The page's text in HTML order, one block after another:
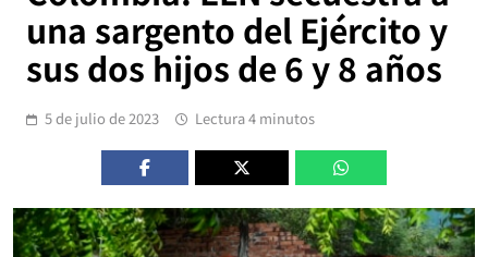
una sargento del Ejército y
sus dos hijos de 6 y 8 años
5 de julio de 2023 Lectura 4 minutos